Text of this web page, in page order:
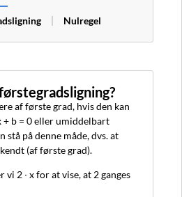
Nulregel
af første grad, hvis den kan
+ b = 0 eller umiddelbart
stå på denne måde, dvs. at
(af første grad).
vi 2 ∙ x for at vise, at 2 ganges